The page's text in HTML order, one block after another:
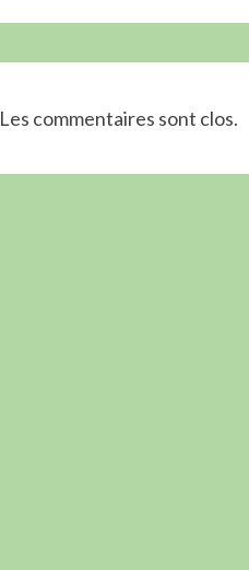
Les commentaires sont clos.